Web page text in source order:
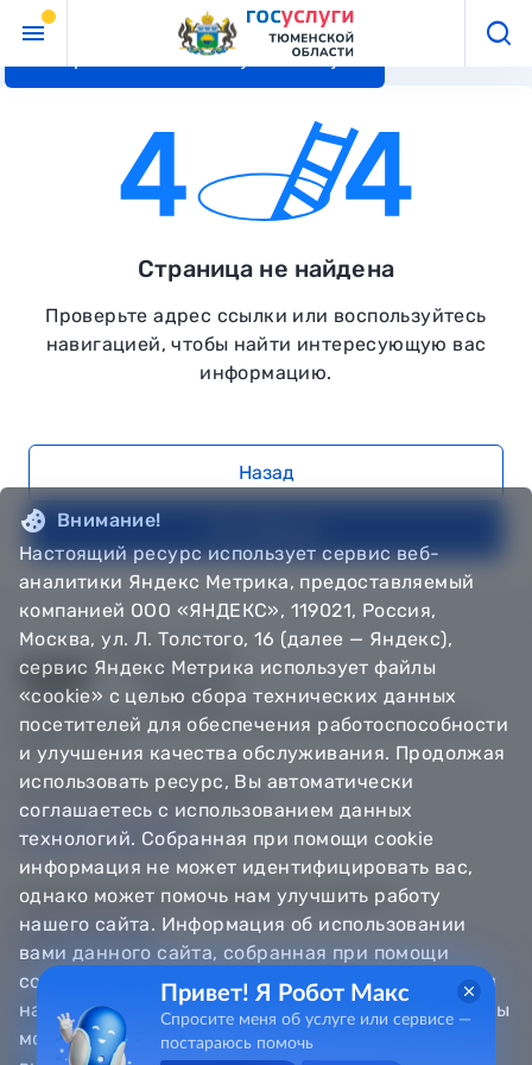
Перейти к основному контенту
Страница не найдена
Проверьте адрес ссылки или воспользуйтесь
навигацией, чтобы найти интересующую вас
информацию.
Назад
© Департамент информатизации Тюменской области,
Техническая поддержка
Сообщить об ошибке
Направить обращение
Информационно - справочная служба
8 800 100-12-90
8 3452 56-63-30
Внимание!
Настоящий ресурс использует сервис веб-
аналитики Яндекс Метрика, предоставляемый
компанией ООО «ЯНДЕКС», 119021, Россия,
Москва, ул. Л. Толстого, 16 (далее — Яндекс),
сервис Яндекс Метрика использует файлы
«cookie» с целью сбора технических данных
посетителей для обеспечения работоспособности
и улучшения качества обслуживания. Продолжая
использовать ресурс, Вы автоматически
соглашаетесь с использованием данных
технологий. Собранная при помощи cookie
информация не может идентифицировать вас,
однако может помочь нам улучшить работу
нашего сайта. Информация об использовании
вами данного сайта, собранная при помощи
cookie, будет передаваться Яндексу и храниться
на сервере Яндекса в Российской Федерации. Вы
можете отказаться от использования «cookie»,
Привет! Я Робот Макс
Спросите меня об услуге или сервисе —
постараюсь помочь